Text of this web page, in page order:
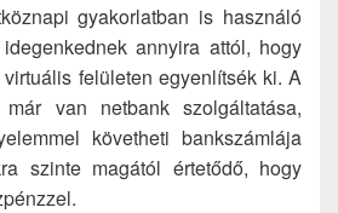
gyakorlatban is használó
annyira attól, hogy
felületen egyenlítsék ki. A
van netbank szolgáltatása,
követheti bankszámlája
szinte magától értetődő, hogy